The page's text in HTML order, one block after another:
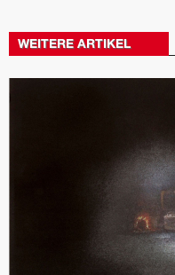
WEITERE ARTIKEL